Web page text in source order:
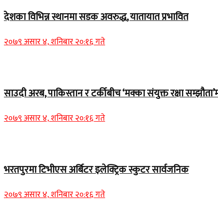
देशका विभिन्न स्थानमा सडक अवरुद्ध, यातायात प्रभावित
२०७९ असार ४, शनिबार २०:१६ गते
साउदी अरब, पाकिस्तान र टर्कीबीच ‘मक्का संयुक्त रक्षा
२०७९ असार ४, शनिबार २०:१६ गते
भरतपुरमा टिभीएस अर्बिटर इलेक्ट्रिक स्कुटर सार्वजनिक
२०७९ असार ४, शनिबार २०:१६ गते